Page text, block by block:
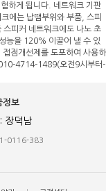
하게 됩니다. 네트워크 기판
에는 납땜부위와 부품, 스피
스피커 네트워크에도 나노 초
능을 120% 이끌어 낼 수 있
점개선제를 도포하여 사용하
4714-1489(오전9시부터-
정보
장덕남
0116-383